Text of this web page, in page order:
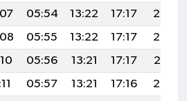
05:54 13:22 17:17
20:39
05:55 13:22 17:17
20:38
05:56 13:21 17:17
20:37
05:57 13:21 17:16
20:36